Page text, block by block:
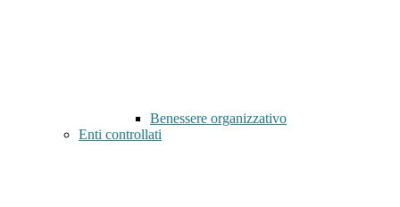
Benessere organizzativo
Enti controllati